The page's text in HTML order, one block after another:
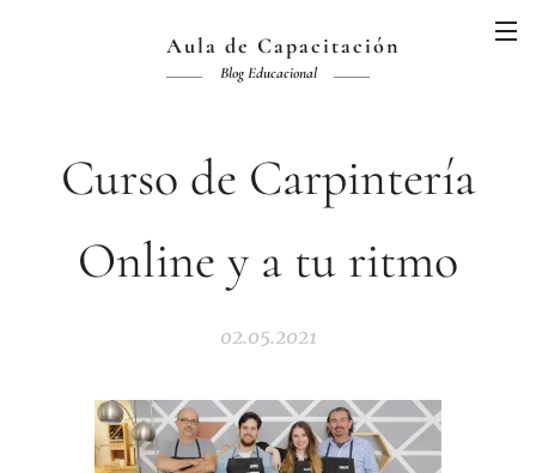
Aula de Capacitación
Blog Educacional
Curso de Carpintería
Online y a tu ritmo
02.05.2021